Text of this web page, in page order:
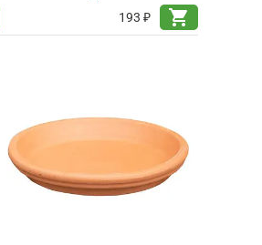
193 ₽
shopping_cart